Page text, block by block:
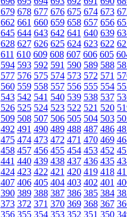
679 678 677 676 675 674 673
662 661 660 659 658 657 656
645 644 643 642 641 640 639
628 627 626 625 624 623 622
611 610 609 608 607 606 605
594 593 592 591 590 589 588
577 576 575 574 573 572 571
560 559 558 557 556 555 554
543 542 541 540 539 538 537
526 525 524 523 522 521 520
509 508 507 506 505 504 503
492 491 490 489 488 487 486
475 474 473 472 471 470 469
458 457 456 455 454 453 452
441 440 439 438 437 436 435
424 423 422 421 420 419 418
407 406 405 404 403 402 401
390 389 388 387 386 385 384
373 372 371 370 369 368 367
356 355 354 353 352 351 350